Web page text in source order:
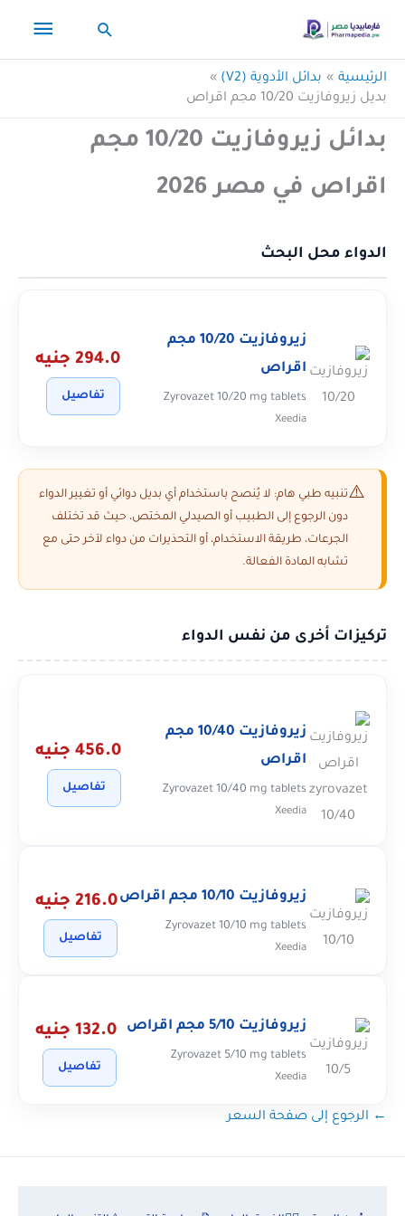
المحتوى
البحث
الرئيسية
بدائل الأدوية (V2)
بديل زيروفازيت 10/20 مجم اقراص
بدائل زيروفازيت 10/20 مجم
اقراص في مصر 2026
الدواء محل البحث
زيروفازيت 10/20 مجم
اقراص
Zyrovazet 10/20 mg tablets
Xeedia
294.0 جنيه
تفاصيل
تنبيه طبي هام: لا يُنصح باستخدام أي بديل دوائي أو تغيير الدواء
دون الرجوع إلى الطبيب أو الصيدلي المختص، حيث قد تختلف
الجرعات، طريقة الاستخدام، أو التحذيرات من دواء لآخر حتى مع
تشابه المادة الفعالة.
تركيزات أخرى من نفس الدواء
زيروفازيت 10/40 مجم
اقراص
Zyrovazet 10/40 mg tablets
Xeedia
456.0 جنيه
تفاصيل
زيروفازيت 10/10 مجم اقراص
Zyrovazet 10/10 mg tablets
Xeedia
216.0 جنيه
تفاصيل
زيروفازيت 5/10 مجم اقراص
Zyrovazet 5/10 mg tablets
Xeedia
132.0 جنيه
تفاصيل
← الرجوع إلى صفحة السعر